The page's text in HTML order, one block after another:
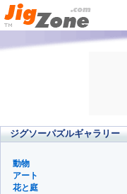
ジグソーパズルギャラリー
動物
アート
花と庭